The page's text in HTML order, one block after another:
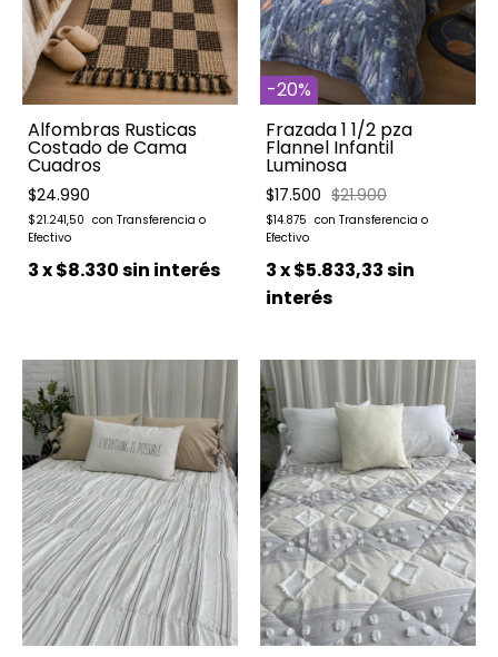
Alfombras Rusticas
Costado de Cama
Cuadros
$24.990
$21.241,50
3x$8.330sin interés
-20%
Frazada 1 1/2 pza
Flannel Infantil
Luminosa
$17.500 $21.900
$14.875
3x$5.833,33sin
interés